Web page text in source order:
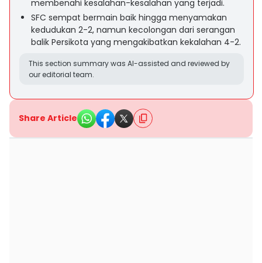
membenahi kesalahan-kesalahan yang terjadi.
SFC sempat bermain baik hingga menyamakan
kedudukan 2-2, namun kecolongan dari serangan
balik Persikota yang mengakibatkan kekalahan 4-2.
This section summary was AI-assisted and reviewed by
our editorial team.
Share Article